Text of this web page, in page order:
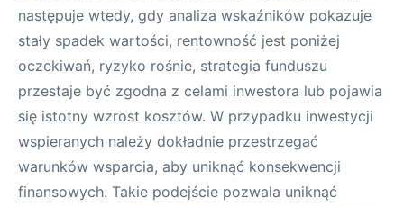
następuje wtedy, gdy analiza wskaźników pokazuje
stały spadek wartości, rentowność jest poniżej
oczekiwań, ryzyko rośnie, strategia funduszu
przestaje być zgodna z celami inwestora lub pojawia
się istotny wzrost kosztów. W przypadku inwestycji
wspieranych należy dokładnie przestrzegać
warunków wsparcia, aby uniknąć konsekwencji
finansowych. Takie podejście pozwala uniknąć